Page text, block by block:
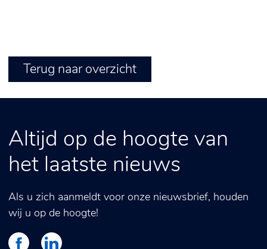
Terug naar overzicht
Altijd op de hoogte van
het laatste nieuws
Als u zich aanmeldt voor onze nieuwsbrief, houden
wij u op de hoogte!